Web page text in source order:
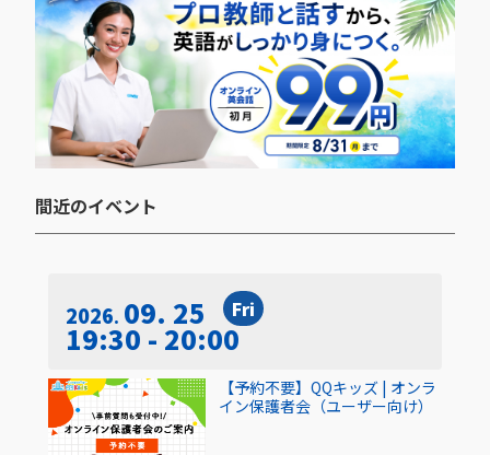
間近のイベント​
2026 09. 25 Fri
19:30 - 20:00
【予約不要】QQキッズ | オンラ
イン保護者会（ユーザー向け）